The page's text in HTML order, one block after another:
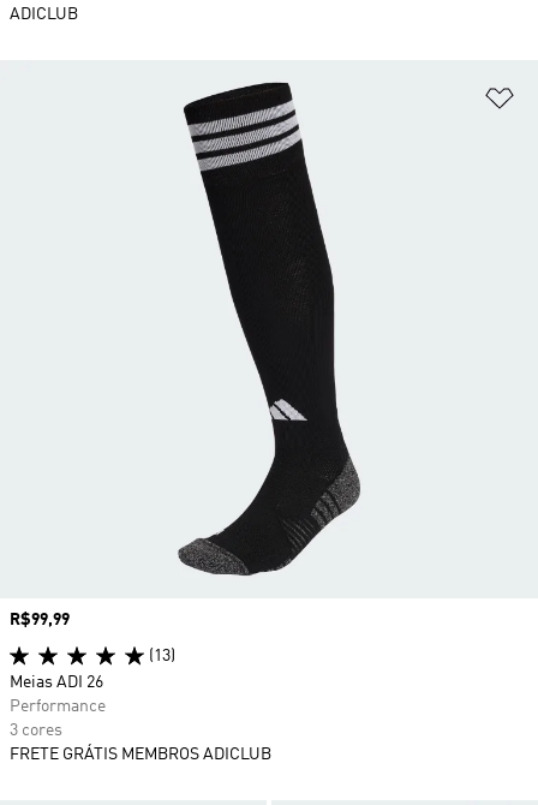
ADICLUB
Preço
R$99,99
(13)
Meias ADI 26
Performance
3 cores
FRETE GRÁTIS MEMBROS ADICLUB